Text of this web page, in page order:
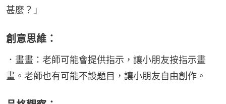
甚麼？」
創意思維：
．畫畫：老師可能會提供指示，讓小朋友按指示畫
畫。老師也有可能不設題目，讓小朋友自由創作。